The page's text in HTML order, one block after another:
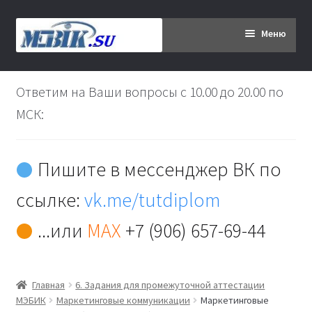
Перейти
к
Перейти
к
Меню
Главная
Дипломникам
Контакты
Ответим на Ваши вопросы с 10.00 до 20.00 по
МСК:
Пишите в мессенджер ВК по
ссылке:vk.me/tutdiplom
...или MAX +7 (906) 657-69-44
Главная
6. Задания для промежуточной аттестации
МЭБИК
Маркетинговые коммуникации
Маркетинговые